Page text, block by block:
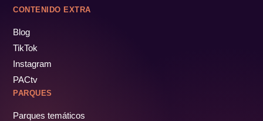
CONTENIDO EXTRA
Blog
TikTok
Instagram
PACtv
PARQUES
Parques temáticos